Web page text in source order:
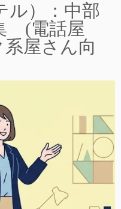
ル）：中部
(電話屋
屋さん向